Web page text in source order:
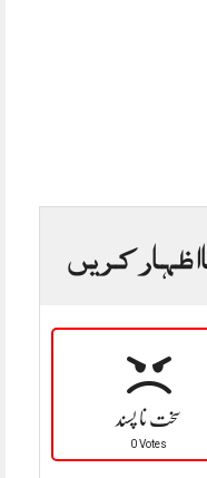
اظہار کریں
سخت نا پسند
0 Votes